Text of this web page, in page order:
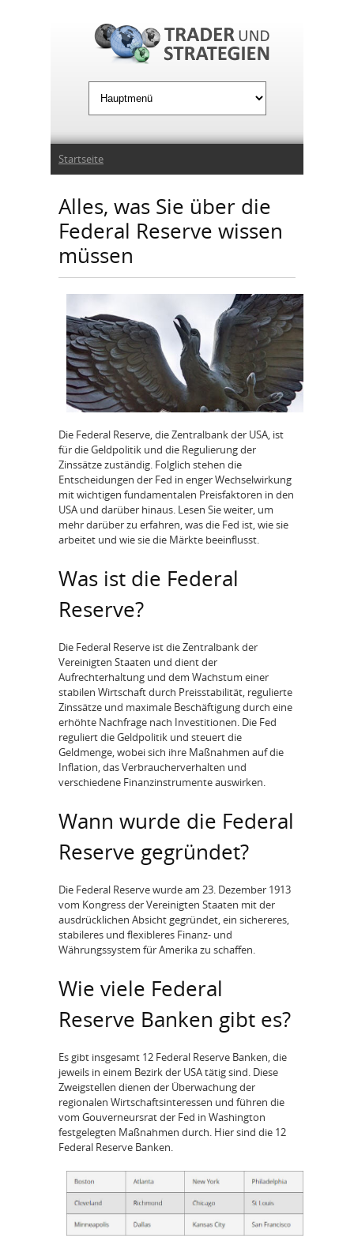
Sie sind hier
Startseite
Alles, was Sie über die
Federal Reserve wissen
müssen
Die Federal Reserve, die Zentralbank der USA, ist
für die Geldpolitik und die Regulierung der
Zinssätze zuständig. Folglich stehen die
Entscheidungen der Fed in enger Wechselwirkung
mit wichtigen fundamentalen Preisfaktoren in den
USA und darüber hinaus. Lesen Sie weiter, um
mehr darüber zu erfahren, was die Fed ist, wie sie
arbeitet und wie sie die Märkte beeinflusst.
Was ist die Federal
Reserve?
Die Federal Reserve ist die Zentralbank der
Vereinigten Staaten und dient der
Aufrechterhaltung und dem Wachstum einer
stabilen Wirtschaft durch Preisstabilität, regulierte
Zinssätze und maximale Beschäftigung durch eine
erhöhte Nachfrage nach Investitionen. Die Fed
reguliert die Geldpolitik und steuert die
Geldmenge, wobei sich ihre Maßnahmen auf die
Inflation, das Verbraucherverhalten und
verschiedene Finanzinstrumente auswirken.
Wann wurde die Federal
Reserve gegründet?
Die Federal Reserve wurde am 23. Dezember 1913
vom Kongress der Vereinigten Staaten mit der
ausdrücklichen Absicht gegründet, ein sichereres,
stabileres und flexibleres Finanz- und
Währungssystem für Amerika zu schaffen.
Wie viele Federal
Reserve Banken gibt es?
Es gibt insgesamt 12 Federal Reserve Banken, die
jeweils in einem Bezirk der USA tätig sind. Diese
Zweigstellen dienen der Überwachung der
regionalen Wirtschaftsinteressen und führen die
vom Gouverneursrat der Fed in Washington
festgelegten Maßnahmen durch. Hier sind die 12
Federal Reserve Banken.